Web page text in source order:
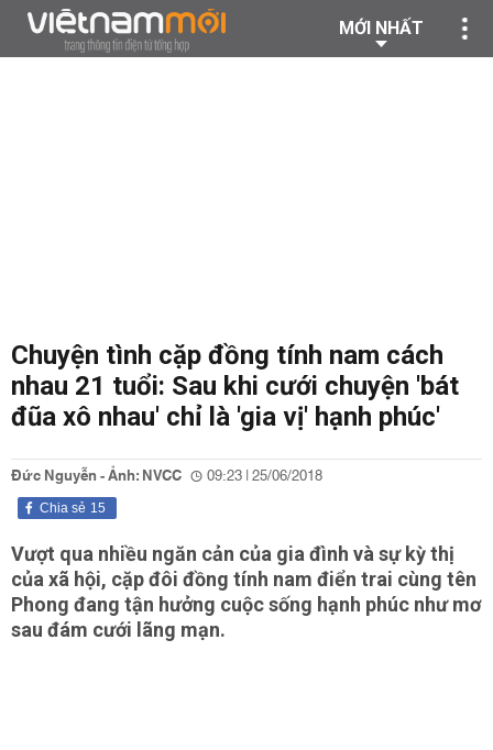
MỚI NHẤT
Chuyện tình cặp đồng tính nam cách
nhau 21 tuổi: Sau khi cưới chuyện 'bát
đũa xô nhau' chỉ là 'gia vị' hạnh phúc'
Đức Nguyễn - Ảnh: NVCC 09:23 | 25/06/2018
15
Chia sẻ
Vượt qua nhiều ngăn cản của gia đình và sự kỳ thị
của xã hội, cặp đôi đồng tính nam điển trai cùng tên
Phong đang tận hưởng cuộc sống hạnh phúc như mơ
sau đám cưới lãng mạn.